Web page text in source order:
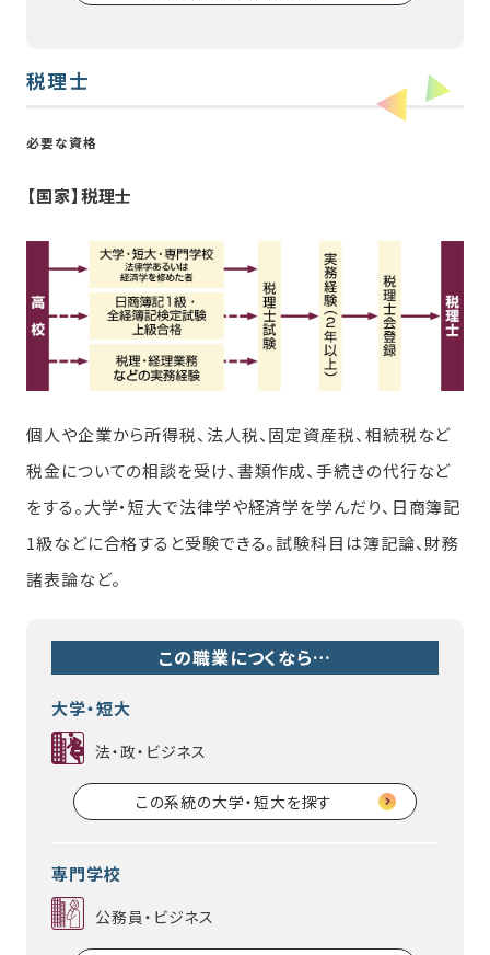
税理士
必要な資格
【国家】税理士
個人や企業から所得税、法人税、固定資産税、相続税など
税金についての相談を受け、書類作成、手続きの代行など
をする。大学・短大で法律学や経済学を学んだり、日商簿記
1級などに合格すると受験できる。試験科目は簿記論、財務
諸表論など。
この職業につくなら…
大学・短大
法・政・ビジネス
この系統の大学・短大を探す
専門学校
公務員・ビジネス